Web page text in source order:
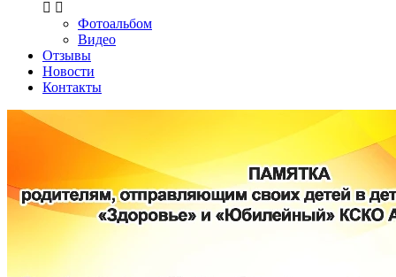
Фотоальбом
Видео
Отзывы
Новости
Контакты